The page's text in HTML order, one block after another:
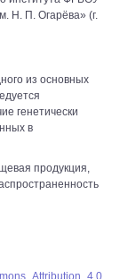
Н. П. Огарёва» (г.
из основных
генетически
в
продукция,
Attribution 4.0